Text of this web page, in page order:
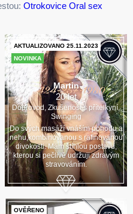
Otrokovice Oral sex
NOVINKA
AKTUALIZOVANO 25.11.2023
Martin
20 let
Doprovod, Zkušenost s přítelkyní,
Swinging
Do svých masáží vnáším pohodu a
nehu,kombinovanou s rafinovanou
divokosti. Mám štíhlou postavu,
kterou si pečlivě udržuji zdravým
stravováním.
OVĚŘENO